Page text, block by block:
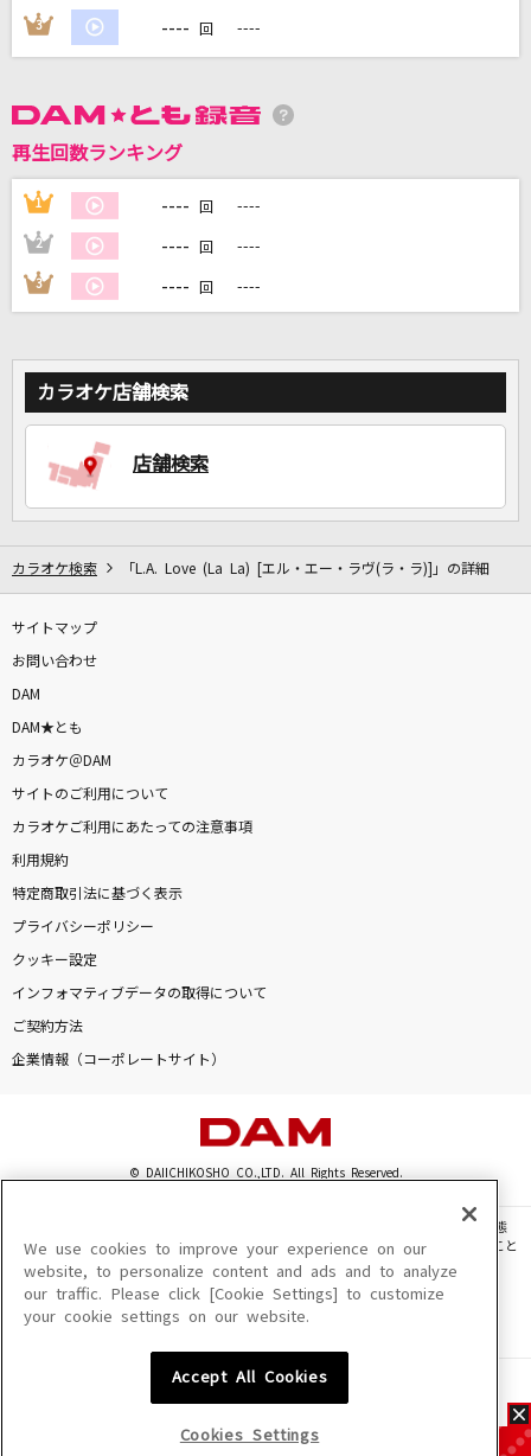
歩く
青空
THE BLUE HEARTS
DAMに会員登録・ログインして
3 ---- 回 ----
再生回数ランキング
1 ---- 回 ----
2 ---- 回 ----
3 ---- 回 ----
カラオケ店舗検索
店舗検索
カラオケ検索 「L.A. Love (La La) [エル・エー・ラヴ(ラ・ラ)]」の詳細
サイトマップ
お問い合わせ
DAM
DAM★とも
カラオケ＠DAM
サイトのご利用について
カラオケご利用にあたっての注意事項
利用規約
特定商取引法に基づく表示
プライバシーポリシー
クッキー設定
インフォマティブデータの取得について
ご契約方法
企業情報（コーポレートサイト）
© DAIICHIKOSHO CO.,LTD. All Rights Reserved.
このサイトに掲載されている一切の文章・画像・写真・動画・音声等を、手段や形態
を問わず、著作権法の定める範囲を超えて無断で複製、転載、ファイル化などすること
を禁じます。
楽曲及びコンテンツは、機種によりご利用いただけない場合があります。
楽曲及びコンテンツの配信日、配信内容が変更になる場合があります。
We use cookies to improve your experience on our
website, to personalize content and ads and to analyze
our traffic. Please click [Cookie Settings] to customize
your cookie settings on our website.
Accept All Cookies
Cookies Settings